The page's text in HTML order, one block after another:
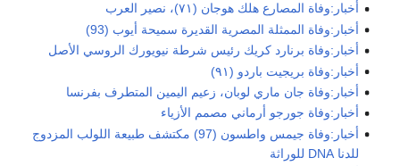
أخبار:وفاة المصارع هلك هوجان (٧١)، نصير العرب
أخبار:وفاة الممثلة المصرية القديرة سميحة أيوب (93)
أخبار:وفاة برنارد كريك رئيس شرطة نيويورك الروسي الأصل
أخبار:وفاة بريجيت باردو (٩١)
أخبار:وفاة جان ماري لوبان، زعيم اليمين المتطرف بفرنسا
أخبار:وفاة جورجو أرماني مصمم الأزياء
أخبار:وفاة جيمس واطسون (97) مكتشف طبيعة اللولب المزدوج
للدنا DNA للوراثة